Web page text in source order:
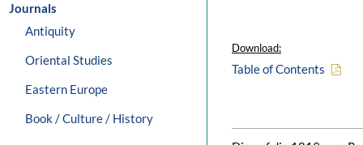
Journals
Antiquity
Oriental Studies
Eastern Europe
Book / Culture / History
Download:
Table of Contents